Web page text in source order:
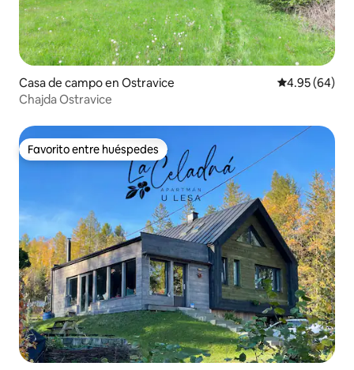
Casa de campo en Ostravice Calificación
4.95 (64)
Chajda Ostravice
Favorito entre huéspedes
Favorito entre huéspedes